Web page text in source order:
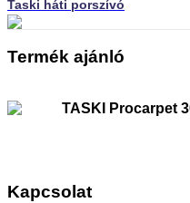
Taski háti porszívó
Termék ajánló
TASKI Procarpet
Kapcsolat